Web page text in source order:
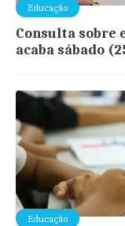
Educação
Consulta sobre
acaba sábado
Educação